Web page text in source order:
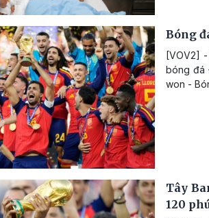
Bóng
[VOV2]
bóng đá
won -
Tây
120